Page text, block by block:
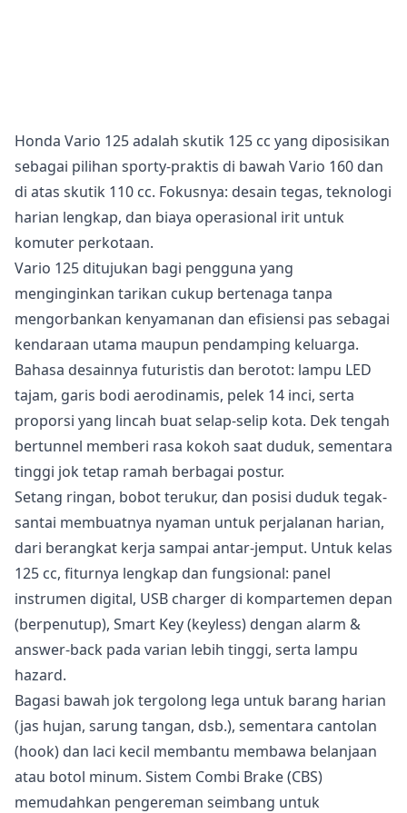
Honda Vario 125 adalah skutik 125 cc yang diposisikan
sebagai pilihan sporty-praktis di bawah Vario 160 dan
di atas skutik 110 cc. Fokusnya: desain tegas, teknologi
harian lengkap, dan biaya operasional irit untuk
komuter perkotaan.
Vario 125 ditujukan bagi pengguna yang
menginginkan tarikan cukup bertenaga tanpa
mengorbankan kenyamanan dan efisiensi pas sebagai
kendaraan utama maupun pendamping keluarga.
Bahasa desainnya futuristis dan berotot: lampu LED
tajam, garis bodi aerodinamis, pelek 14 inci, serta
proporsi yang lincah buat selap-selip kota. Dek tengah
bertunnel memberi rasa kokoh saat duduk, sementara
tinggi jok tetap ramah berbagai postur.
Setang ringan, bobot terukur, dan posisi duduk tegak-
santai membuatnya nyaman untuk perjalanan harian,
dari berangkat kerja sampai antar-jemput. Untuk kelas
125 cc, fiturnya lengkap dan fungsional: panel
instrumen digital, USB charger di kompartemen depan
(berpenutup), Smart Key (keyless) dengan alarm &
answer-back pada varian lebih tinggi, serta lampu
hazard.
Bagasi bawah jok tergolong lega untuk barang harian
(jas hujan, sarung tangan, dsb.), sementara cantolan
(hook) dan laci kecil membantu membawa belanjaan
atau botol minum. Sistem Combi Brake (CBS)
memudahkan pengereman seimbang untuk